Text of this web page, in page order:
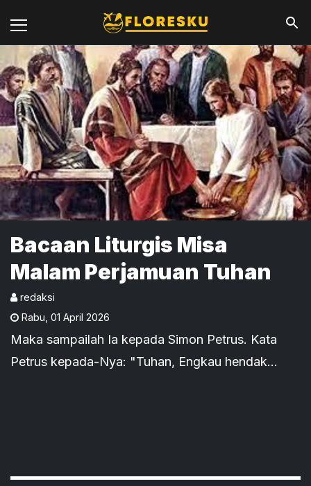
Bacaan Liturgis Misa
Malam Perjamuan Tuhan
redaksi
Rabu 01 April 2026
Maka sampailah Ia kepada Simon Petrus. Kata
Petrus kepada-Nya: "Tuhan, Engkau hendak